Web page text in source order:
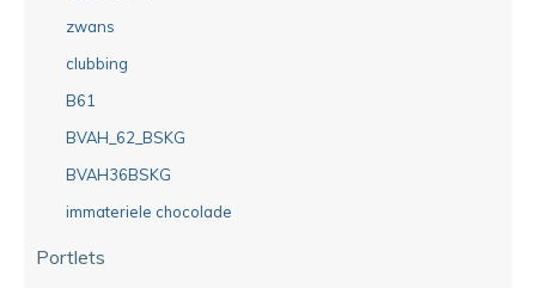
zwans
clubbing
B61
BVAH_62_BSKG
BVAH36BSKG
immateriele chocolade
Portlets